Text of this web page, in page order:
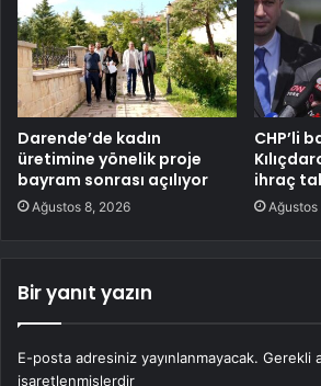
Darende’de kadın
üretimine yönelik proje
bayram sonrası açılıyor
Ağustos 8, 2026
CHP’li
ihraç
Bir yanıt yazın
E-posta adresiniz yayınlanmayacak. Gerekli
işaretlenmişlerdir